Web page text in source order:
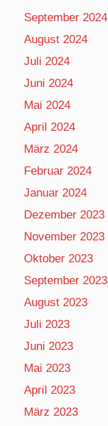
September 2024
August 2024
Juli 2024
Juni 2024
Mai 2024
April 2024
März 2024
Februar 2024
Januar 2024
Dezember 2023
November 2023
Oktober 2023
September 2023
August 2023
Juli 2023
Juni 2023
Mai 2023
April 2023
März 2023